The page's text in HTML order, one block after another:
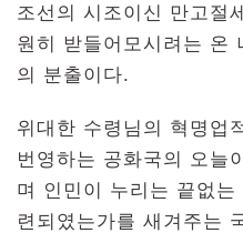
조선의 시조이신 만고절
원히 받들어모시려는 온
의 분출이다.
위대한 수령님의 혁명업
번영하는 공화국의 오늘
며 인민이 누리는 끝없
련되였는가를 새겨주는